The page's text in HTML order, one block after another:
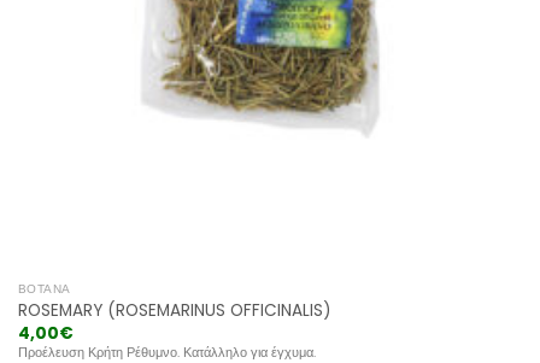
ΒΌΤΑΝΑ
ROSEMARY (ROSEMARINUS OFFICINALIS)
4,00€
Προέλευση Κρήτη Ρέθυμνο. Κατάλληλο για έγχυμα.